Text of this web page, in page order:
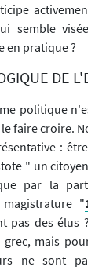
semble
en pratique ?
DE
politique
faire croire.
:
" un
par la
"
pas des élus
mais
ne sont